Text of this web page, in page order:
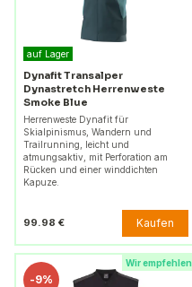
auf Lager
Dynafit Transalper
Dynastretch Herrenweste
Smoke Blue
Herrenweste Dynafit für
Skialpinismus, Wandern und
Trailrunning, leicht und
atmungsaktiv, mit Perforation am
Rücken und einer winddichten
Kapuze.
99.98 € Kaufen
Wir empfehlen
-9%